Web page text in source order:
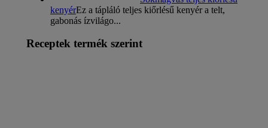
kenyérEz a tápláló teljes kiőrlésű kenyér a telt,
gabonás ízvilágo...
Receptek termék szerint